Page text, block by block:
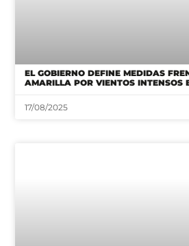
EL GOBIERNO DEFINE MEDIDAS
AMARILLA POR VIENTOS INTENSOS
17/08/2025